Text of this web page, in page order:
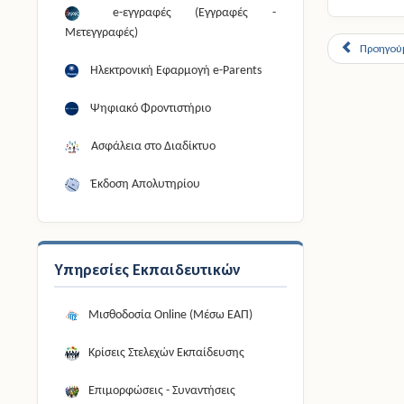
e-εγγραφές (Εγγραφές -
Μετεγγραφές)
Ηλεκτρονική Εφαρμογή e-Parents
Ψηφιακό Φροντιστήριο
Ασφάλεια στο Διαδίκτυο
Έκδοση Απολυτηρίου
Υπηρεσίες Εκπαιδευτικών
Μισθοδοσία Online (Μέσω ΕΑΠ)
Κρίσεις Στελεχών Εκπαίδευσης
Επιμορφώσεις - Συναντήσεις